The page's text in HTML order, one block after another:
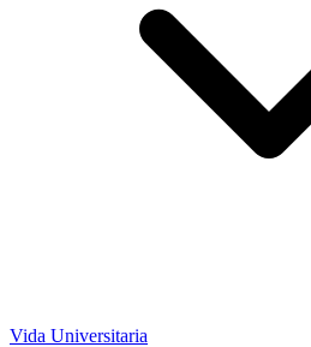
Vida Universitaria